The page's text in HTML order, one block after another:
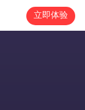
立即体验